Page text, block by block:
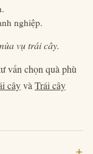
nghiệp.
vụ trái cây.
vấn chọn quà phù
câyvà Trái cây